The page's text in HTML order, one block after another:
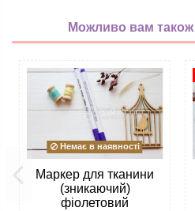
Можливо вам
Немає в наявності
Маркер для тканини
(зникаючий)
фіолетовий